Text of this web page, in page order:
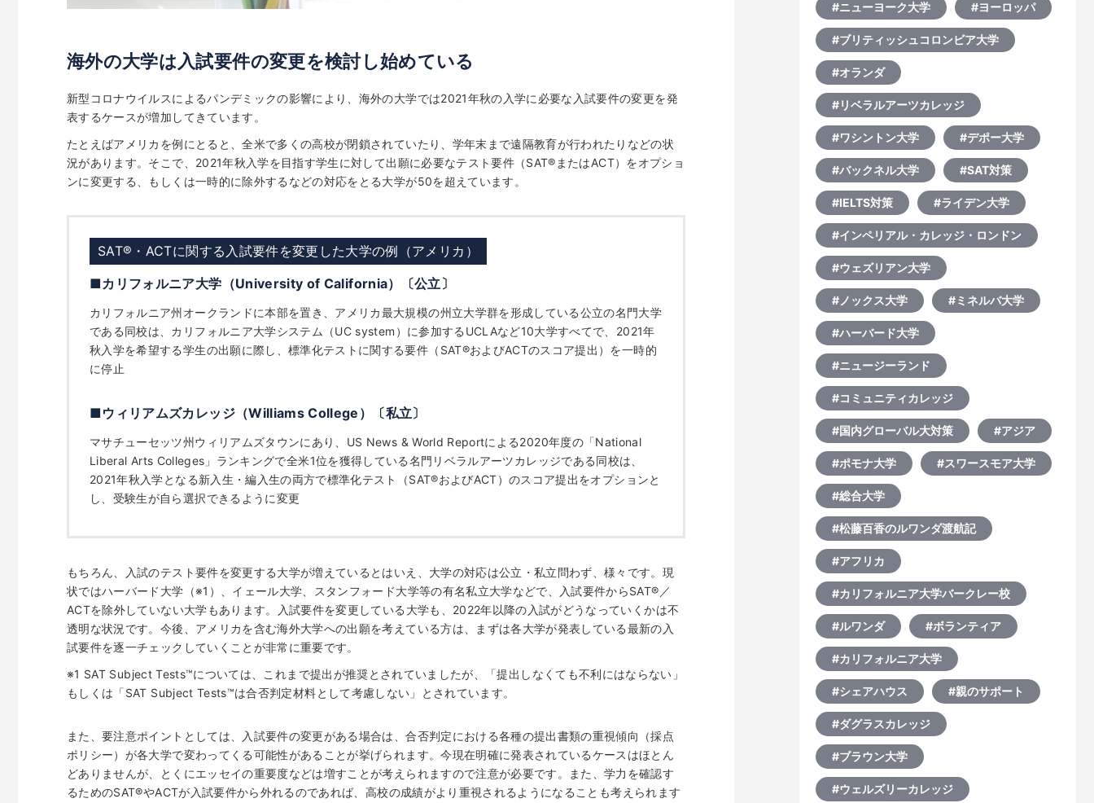
海外の大学は入試要件の変更を検討し始めている
新型コロナウイルスによるパンデミックの影響により、海外の大学では2021年秋の入学に必要な入試要件の変更を発
表するケースが増加してきています。
たとえばアメリカを例にとると、全米で多くの高校が閉鎖されていたり、学年末まで遠隔教育が行われたりなどの状
況があります。そこで、2021年秋入学を目指す学生に対して出願に必要なテスト要件（SAT® またはACT）をオプショ
ンに変更する、もしくは一時的に除外するなどの対応をとる大学が50を超えています。
SAT® ・ACTに関する入試要件を変更した大学の例（アメリカ）
■カリフォルニア大学（University of California）〔公立〕
カリフォルニア州オークランドに本部を置き、アメリカ最大規模の州立大学群を形成している公立の名門大学
である同校は、カリフォルニア大学システム（UC system）に参加するUCLAなど10大学すべてで、2021年
秋入学を希望する学生の出願に際し、標準化テストに関する要件（SAT®およびACTのスコア提出）を一時的
に停止
■ウィリアムズカレッジ（Williams College）〔私立〕
マサチューセッツ州ウィリアムズタウンにあり、US News & World Reportによる2020年度の「National
Liberal Arts Colleges」ランキングで全米1位を獲得している名門リベラルアーツカレッジである同校は、
2021年秋入学となる新入生・編入生の両方で標準化テスト（SAT®およびACT）のスコア提出をオプションと
し、受験生が自ら選択できるように変更
もちろん、入試のテスト要件を変更する大学が増えているとはいえ、大学の対応は公立・私立問わず、様々です。現
状ではハーバード大学（※1）、イェール大学、スタンフォード大学等の有名私立大学などで、入試要件からSAT® ／
ACTを除外していない大学もあります。入試要件を変更している大学も、2022年以降の入試がどうなっていくかは不
透明な状況です。今後、アメリカを含む海外大学への出願を考えている方は、まずは各大学が発表している最新の入
試要件を逐一チェックしていくことが非常に重要です。
※1 SAT Subject Tests™については、これまで提出が推奨とされていましたが、「提出しなくても不利にはならない」
もしくは「SAT Subject Tests™は合否判定材料として考慮しない」とされています。
また、要注意ポイントとしては、入試要件の変更がある場合は、合否判定における各種の提出書類の重視傾向（採点
ポリシー）が各大学で変わってくる可能性があることが挙げられます。今現在明確に発表されているケースはほとん
どありませんが、とくにエッセイの重要度などは増すことが考えられますので注意が必要です。また、学力を確認す
るためのSAT®やACTが入試要件から外れるのであれば、高校の成績がより重視されるようになることも考えられます
#ニューヨーク大学 #ヨーロッパ
#ブリティッシュコロンビア大学
#オランダ
#リベラルアーツカレッジ
#ワシントン大学 #デポー大学
#バックネル大学 #SAT対策
#IELTS対策 #ライデン大学
#インペリアル・カレッジ・ロンドン
#ウェズリアン大学
#ノックス大学 #ミネルバ大学
#ハーバード大学
#ニュージーランド
#コミュニティカレッジ
#国内グローバル大対策 #アジア
#ポモナ大学 #スワースモア大学
#総合大学
#松藤百香のルワンダ渡航記
#アフリカ
#カリフォルニア大学バークレー校
#ルワンダ #ボランティア
#カリフォルニア大学
#シェアハウス #親のサポート
#ダグラスカレッジ
#ブラウン大学
#ウェルズリーカレッジ